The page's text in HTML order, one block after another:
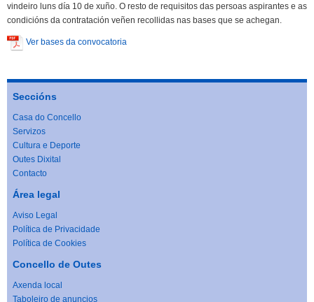
vindeiro luns día 10 de xuño. O resto de requisitos das persoas aspirantes e as
condicións da contratación veñen recollidas nas bases que se achegan.
Ver bases da convocatoria
Seccións
Casa do Concello
Servizos
Cultura e Deporte
Outes Dixital
Contacto
Área legal
Aviso Legal
Política de Privacidade
Política de Cookies
Concello de Outes
Axenda local
Taboleiro de anuncios